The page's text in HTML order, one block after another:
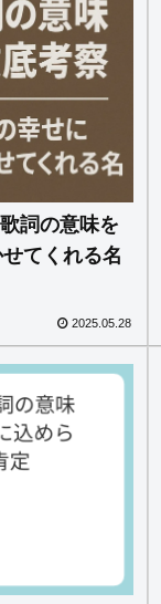
詞の意味を
てくれる名
2025.05.28